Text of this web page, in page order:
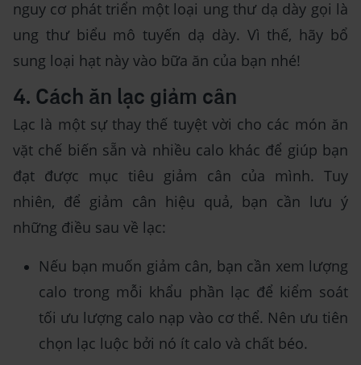
nguy cơ phát triển một loại ung thư dạ dày gọi là
ung thư biểu mô tuyến dạ dày. Vì thế, hãy bổ
sung loại hạt này vào bữa ăn của bạn nhé!
4. Cách ăn lạc giảm cân
Lạc là một sự thay thế tuyệt vời cho các món ăn
vặt chế biến sẵn và nhiều calo khác để giúp bạn
đạt được mục tiêu giảm cân của mình. Tuy
nhiên, để giảm cân hiệu quả, bạn cần lưu ý
những điều sau về lạc:
Nếu bạn muốn giảm cân, bạn cần xem lượng
calo trong mỗi khẩu phần lạc để kiểm soát
tối ưu lượng calo nạp vào cơ thể. Nên ưu tiên
chọn lạc luộc bởi nó ít calo và chất béo.